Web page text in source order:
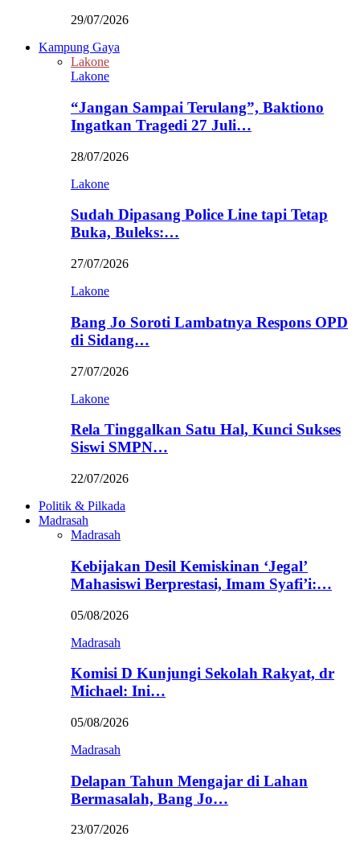
29/07/2026
Kampung Gaya
Lakone
Lakone
“Jangan Sampai Terulang”, Baktiono
Ingatkan Tragedi 27 Juli…
28/07/2026
Lakone
Sudah Dipasang Police Line tapi Tetap
Buka, Buleks:…
27/07/2026
Lakone
Bang Jo Soroti Lambatnya Respons OPD
di Sidang…
27/07/2026
Lakone
Rela Tinggalkan Satu Hal, Kunci Sukses
Siswi SMPN…
22/07/2026
Politik & Pilkada
Madrasah
Madrasah
Kebijakan Desil Kemiskinan ‘Jegal’
Mahasiswi Berprestasi, Imam Syafi’i:…
05/08/2026
Madrasah
Komisi D Kunjungi Sekolah Rakyat, dr
Michael: Ini…
05/08/2026
Madrasah
Delapan Tahun Mengajar di Lahan
Bermasalah, Bang Jo…
23/07/2026